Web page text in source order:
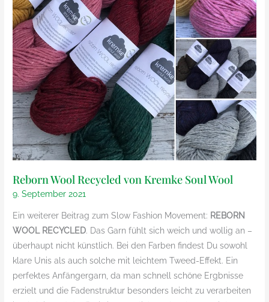
Reborn Wool Recycled von Kremke Soul Wool
9. September 2021
Ein weiterer Beitrag zum Slow Fashion Movement: REBORN
WOOL RECYCLED. Das Garn fühlt sich weich und wollig an –
überhaupt nicht künstlich. Bei den Farben findest Du sowohl
klare Unis als auch solche mit leichtem Tweed-Effekt. Ein
perfektes Anfängergarn, da man schnell schöne Ergbnisse
erzielt und die Fadenstruktur besonders leicht zu verarbeiten